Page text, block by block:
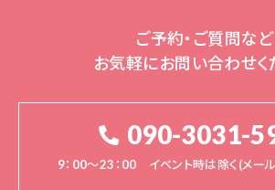
ご予約・ご質問など
お気軽にお問い合わせく
090-3031-
9：00～23：00 イベント時は除く(メー